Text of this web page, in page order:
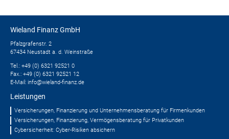
Wieland Finanz GmbH
Pfalzgrafenstr. 2
67434 Neustadt a. d. Weinstraße
Tel.: +49 (0) 6321 92521 0
Fax.: +49 (0) 6321 92521 12
E-Mail: info@wieland-finanz.de
Leistungen
Versicherungen, Finanzierung und Unternehmens­beratung für Firmenkunden
Versicherungen, Finanzierung, Vermögensberatung für Privatkunden
Cybersicherheit: Cyber-Risiken absichern